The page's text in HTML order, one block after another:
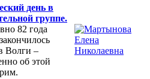
день в
группе.
82 года
Волги –
об этой